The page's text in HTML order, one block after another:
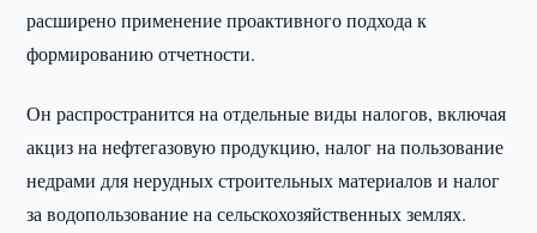
расширено применение проактивного подхода к
формированию отчетности.
Он распространится на отдельные виды налогов, включая
акциз на нефтегазовую продукцию, налог на пользование
недрами для нерудных строительных материалов и налог
за водопользование на сельскохозяйственных землях.